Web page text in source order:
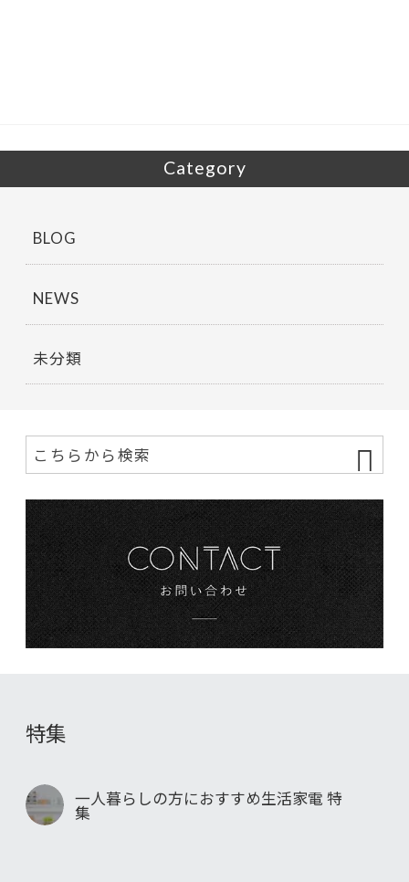
Category
BLOG
NEWS
未分類
特集
一人暮らしの方におすすめ生活家電 特
集